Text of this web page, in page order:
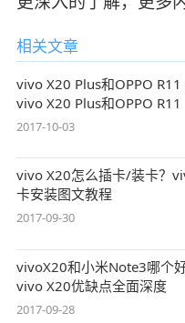
相关文章
vivo X20 Plus和OPPO R11
vivo X20 Plus和OPPO R11
2017-10-03
vivo X20怎么插卡/装卡？
卡安装图文教程
2017-09-30
vivoX20和小米Note3哪个
vivo X20优缺点全面深度
2017-09-28